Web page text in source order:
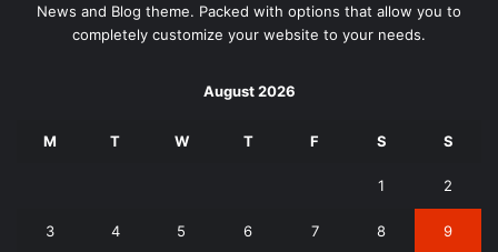
News and Blog theme. Packed with options that allow you to
completely customize your website to your needs.
August 2026
M T W T F S S
1 2
3 4 5 6 7 8 9